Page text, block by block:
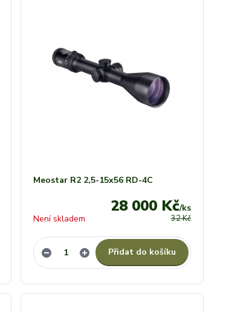
Meostar R2 2,5-15x56 RD-4C
32 Kč
28 000 Kč/ks
Není skladem
Přidat do košíku